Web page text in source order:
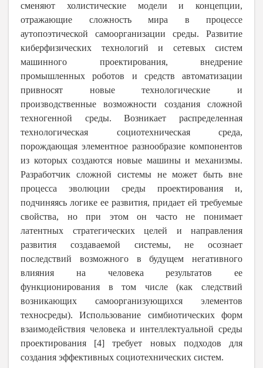
сменяют холистические модели и концепции,
отражающие сложность мира в процессе
аутопоэтической самоорганизации среды. Развитие
киберфизических технологий и сетевых систем
машинного проектирования, внедрение
промышленных роботов и средств автоматизации
привносят новые технологические и
производственные возможности создания сложной
техногенной среды. Возникает распределенная
технологическая социотехническая среда,
порождающая элементное разнообразие компонентов
из которых создаются новые машины и механизмы.
Разработчик сложной системы не может быть вне
процесса эволюции среды проектирования и,
подчиняясь логике ее развития, придает ей требуемые
свойства, но при этом он часто не понимает
латентных стратегических целей и направления
развития создаваемой системы, не осознает
последствий возможного в будущем негативного
влияния на человека результатов ее
функционирования в том числе (как следствий
возникающих самоорганизующихся элементов
техносреды). Использование симбиотических форм
взаимодействия человека и интеллектуальной среды
проектирования [4] требует новых подходов для
создания эффективных социотехнических систем.